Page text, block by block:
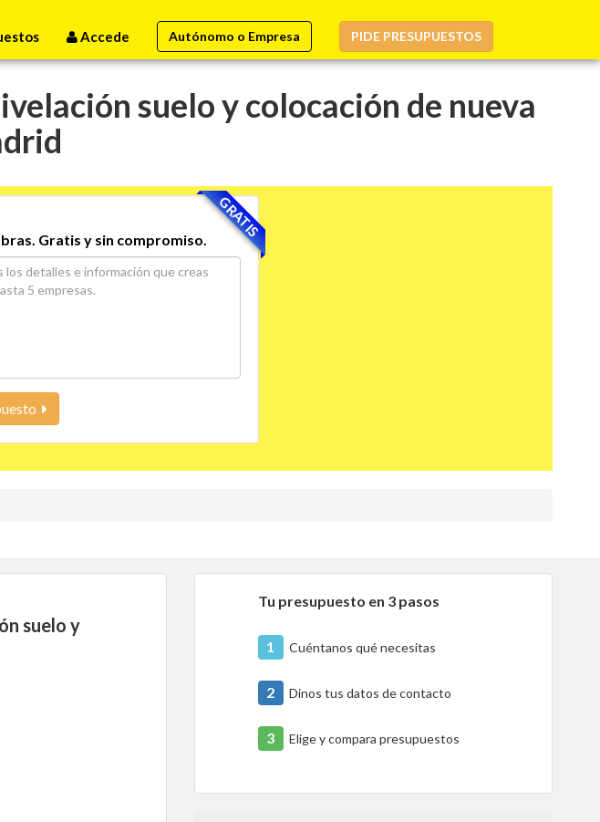
Accede Autónomo o Empresa PIDE PRESUPUESTOS
suelo y colocación de nueva
GRATIS
Gratis y sin compromiso.
suelo y
Tu presupuesto en 3 pasos
1 Cuéntanos qué necesitas
2 Dinos tus datos de contacto
3 Elige y compara presupuestos